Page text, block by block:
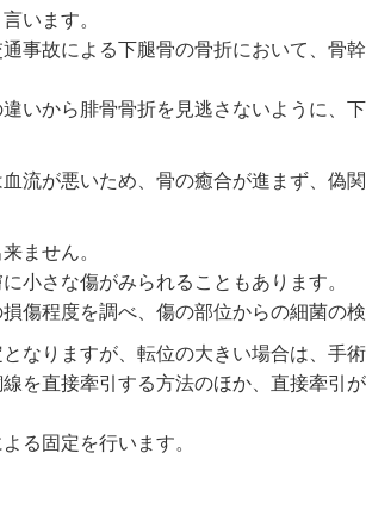
います。
事故による下腿骨の骨折において、骨
いから腓骨骨折を見逃さないように、
流が悪いため、骨の癒合が進まず、偽
ません。
小さな傷がみられることもあります。
傷程度を調べ、傷の部位からの細菌の検
なりますが、転位の大きい場合は、手術
を直接牽引する方法のほか、直接牽引
る固定を行います。